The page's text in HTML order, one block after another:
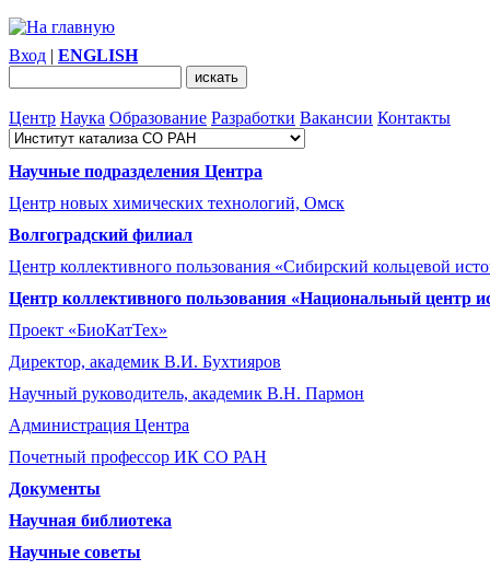
Вход | ENGLISH
Центр Наука Образование Разработки Вакансии Контакты
Научные подразделения Центра
Центр новых химических технологий, Омск
Волгоградский филиал
Центр коллективного пользования «Сибирский кольцевой
Центр коллективного пользования «Национальный центр
Проект «БиоКатТех»
Директор, академик В.И. Бухтияров
Научный руководитель, академик В.Н. Пармон
Администрация Центра
Почетный профессор ИК СО РАН
Документы
Научная библиотека
Научные советы